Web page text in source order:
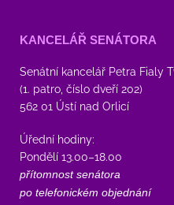
KANCELÁŘ SENÁTORA
Senátní kancelář Petra Fialy
(1. patro, číslo dveří 202)
562 01 Ústí nad Orlicí
Úřední hodiny:
Pondělí 13.00–18.00
přítomnost senátora
po telefonickém objednání